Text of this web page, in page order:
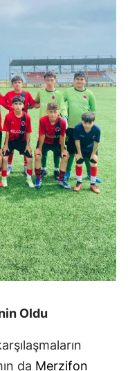
Oldu
da Merzifon